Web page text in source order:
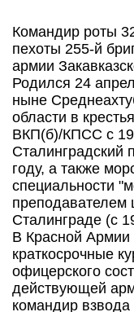
Командир роты
пехоты 255-й
армии
Родился 24
ныне
области в
ВКП(б)/КПСС с
Сталинградский
году, а также
специальности
Сталинграде (с
В Красной Армии
краткосрочные
офицерского
действующей
командир